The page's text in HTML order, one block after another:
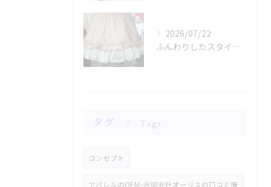
2026/07/22
ふんわりしたスタイルに魅了されませんか？
タグ Tags
コンセプト
アパレルのOEM･合同会社オーリスの口コミ情